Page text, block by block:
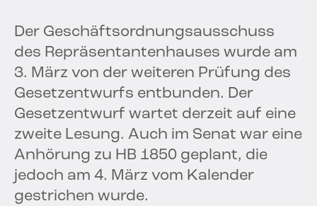
Der Geschäftsordnungsausschuss
des Repräsentantenhauses wurde am
3. März von der weiteren Prüfung des
Gesetzentwurfs entbunden. Der
Gesetzentwurf wartet derzeit auf eine
zweite Lesung. Auch im Senat war eine
Anhörung zu HB 1850 geplant, die
jedoch am 4. März vom Kalender
gestrichen wurde.